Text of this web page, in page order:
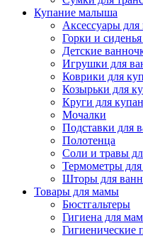
Купание малыша
Аксессуары для
Горки и
Детские
Игрушки для
Коврики для
Козырьки для
Круги для
Мочалки
Подставки для
Полотенца
Соли и травы
Термометры
Шторы для
Товары для мамы
Бюстгальтеры
Гигиена для
Гигиенические